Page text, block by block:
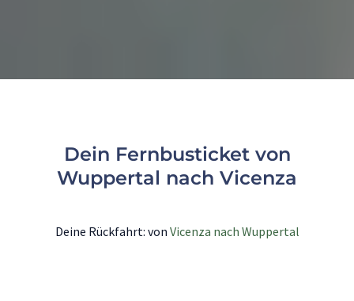
Dein Fernbusticket von
Wuppertal nach Vicenza
Deine Rückfahrt: von Vicenza nach Wuppertal